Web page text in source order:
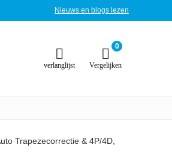
Nieuws en blogs lezen
verlanglijst
0
Vergelijken
Trapezecorrectie & 4P/4D,